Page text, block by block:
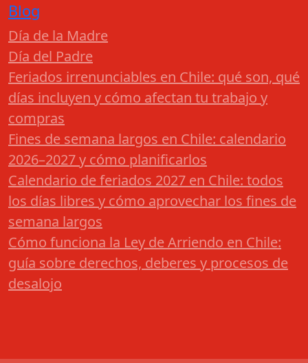
Blog
Día de la Madre
Día del Padre
Feriados irrenunciables en Chile: qué son, qué
días incluyen y cómo afectan tu trabajo y
compras
Fines de semana largos en Chile: calendario
2026–2027 y cómo planificarlos
Calendario de feriados 2027 en Chile: todos
los días libres y cómo aprovechar los fines de
semana largos
Cómo funciona la Ley de Arriendo en Chile:
guía sobre derechos, deberes y procesos de
desalojo